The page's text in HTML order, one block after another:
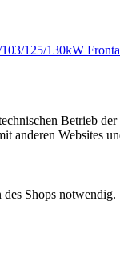
125/130kW
Betrieb
anderen Websites
Shops notwendig.